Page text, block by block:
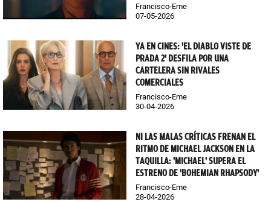
Francisco-Eme
07-05-2026
YA EN CINES: 'EL DIABLO VISTE DE
PRADA 2' DESFILA POR UNA
CARTELERA SIN RIVALES
COMERCIALES
Francisco-Eme
30-04-2026
NI LAS MALAS CRÍTICAS FRENAN EL
RITMO DE MICHAEL JACKSON EN LA
TAQUILLA: 'MICHAEL' SUPERA EL
ESTRENO DE 'BOHEMIAN RHAPSODY'
Francisco-Eme
28-04-2026